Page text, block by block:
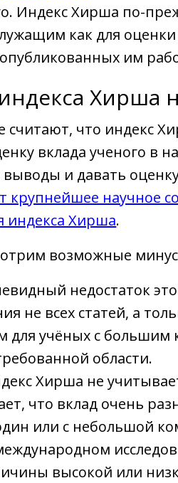
Индекс Хирша по-
как для
им
Хирша
что индекс
вклада ученого в
и давать
крупнейшее научное
индекса Хирша.
возможные
недостаток
не всех статей, а
для учёных с большим
области.
Хирша не
что вклад очень
или с небольшой
высокой или